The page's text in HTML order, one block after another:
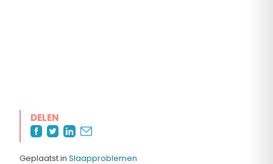
DELEN
Geplaatst in Slaapproblemen